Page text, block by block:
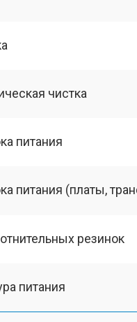
чистка
питания
питания (платы,
резинок
питания